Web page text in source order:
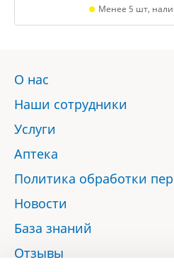
Менее 5 шт,
О нас
Наши сотрудники
Услуги
Аптека
Политика обработки
Новости
База знаний
Отзывы